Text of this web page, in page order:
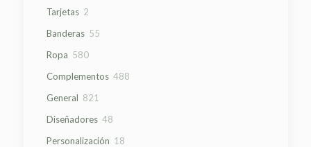
Tarjetas 22
Banderas 5555
Ropa 580580
Complementos 488488
General 821
Diseñadores 4848
Personalización 1818